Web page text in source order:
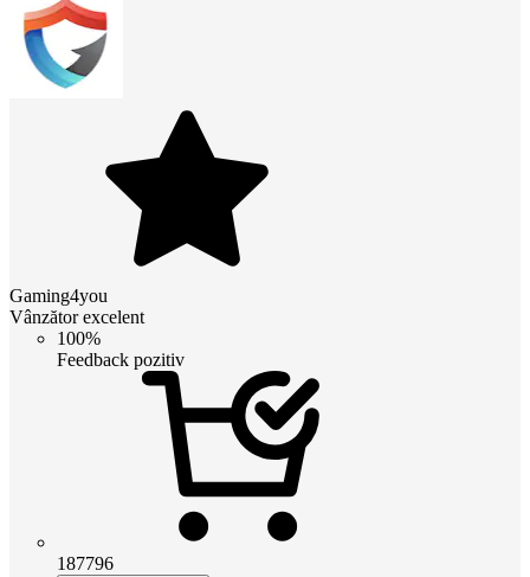
Gaming4you
Vânzător excelent
100%
Feedback pozitiv
187796